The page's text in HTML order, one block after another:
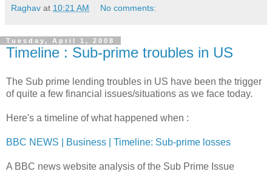
Raghav at 10:21 AM No comments:
Tuesday, April 1, 2008
Timeline : Sub-prime troubles in US
The Sub prime lending troubles in US have been the trigger
of quite a few financial issues/situations as we face today.
Here's a timeline of what happened when :
BBC NEWS | Business | Timeline: Sub-prime losses
A BBC news website analysis of the Sub Prime Issue